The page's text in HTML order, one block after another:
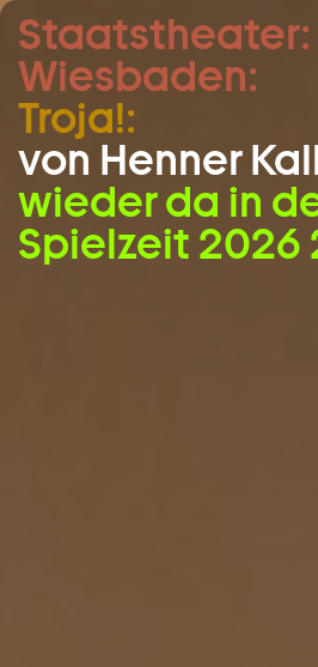
Zum Hauptinhalt springen
Zum Footer springen
Staatstheater:
Wiesbaden:
Troja!:
von Henner
wieder da in
Spielzeit 2026